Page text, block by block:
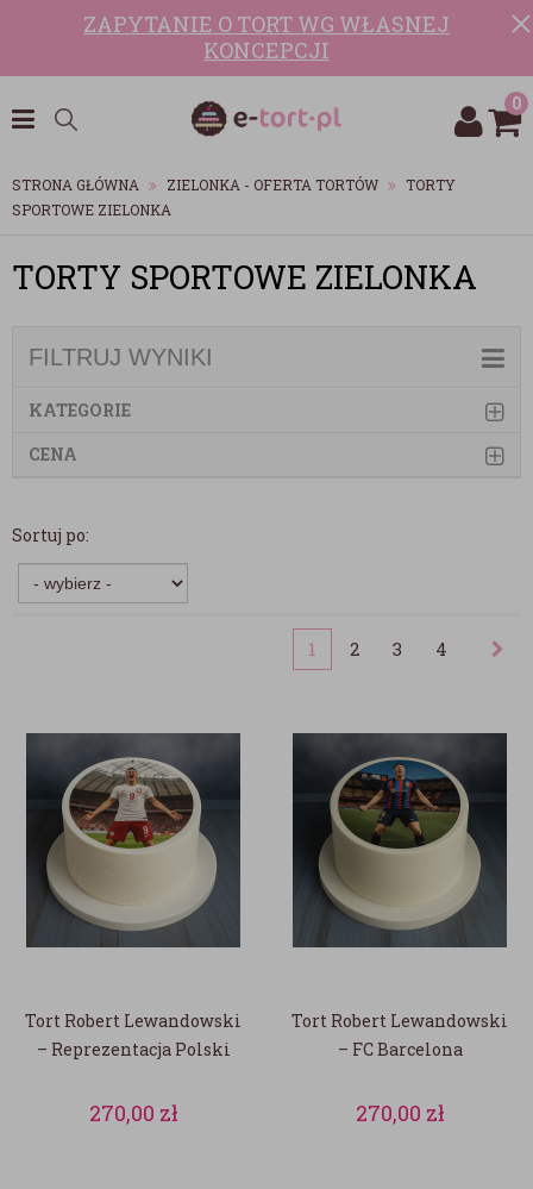
ZAPYTANIE O TORT WG WŁASNEJ
KONCEPCJI
0
STRONA GŁÓWNA ZIELONKA - OFERTA TORTÓW
TORTY
SPORTOWE ZIELONKA
TORTY SPORTOWE ZIELONKA
FILTRUJ WYNIKI
KATEGORIE
CENA
Sortuj po:
1 2 3 4
Tort Robert Lewandowski
– Reprezentacja Polski
270,00 zł
Tort Robert Lewandowski
– FC Barcelona
270,00 zł